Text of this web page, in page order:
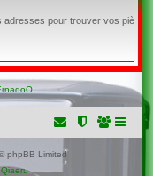
adresses pour trouver vos
phpBB Limited
Qiaeru